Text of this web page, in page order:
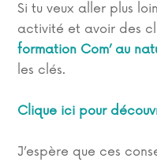
Si tu veux aller plus
activité et avoir des
formation Com’ au
les clés.
Clique ici pour
J’espère que ces